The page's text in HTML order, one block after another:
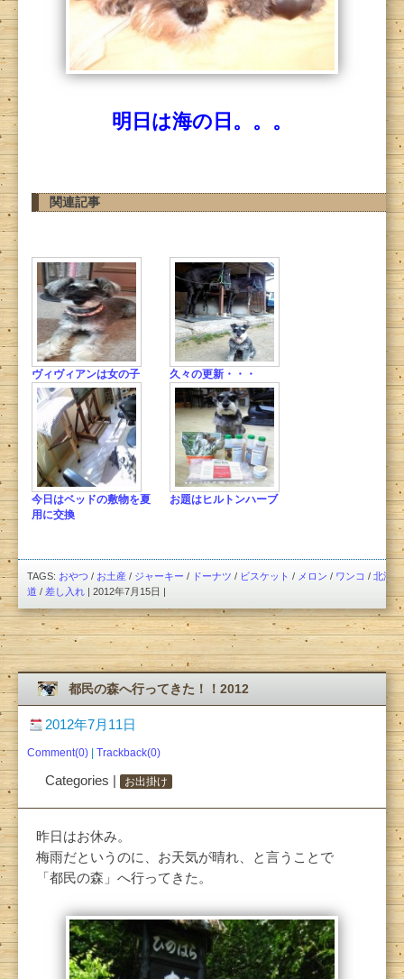
明日は海の日。。。
関連記事
ヴィヴィアンは女の子 久々の更新・・・
今日はベッドの敷物を夏
用に交換
お題はヒルトンハーブ
TAGS: おやつ / お土産 / ジャーキー / ドーナツ / ビスケット / メロン / ワンコ / 北海
道 / 差し入れ | 2012年7月15日 |
都民の森へ行ってきた！！2012
2012年7月11日
Comment(0) Trackback(0)
Categories | お出掛け
昨日はお休み。
梅雨だというのに、お天気が晴れ、と言うことで
「都民の森」へ行ってきた。